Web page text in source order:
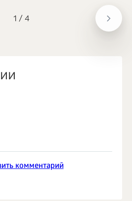
1 / 4
комментарий